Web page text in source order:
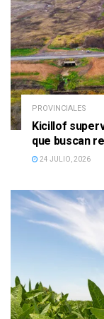
PROVINCIALES
Kicillof
que buscan
24 JULIO, 2026